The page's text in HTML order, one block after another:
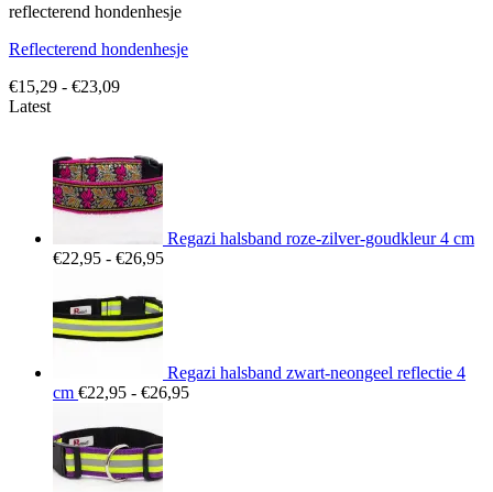
reflecterend hondenhesje
Reflecterend hondenhesje
€15,29 - €23,09Prijsklasse:
Latest
Regazi halsband roze-zilver-goudkleur 4 cm
€22,95 - €26,95Prijsklasse:
Regazi halsband zwart-neongeel reflectie 4
cm €22,95 - €26,95Prijsklasse: